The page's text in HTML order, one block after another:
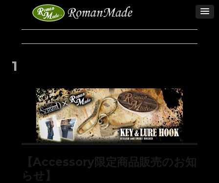
1
【Accessory限定商品販売のお知
らせ】